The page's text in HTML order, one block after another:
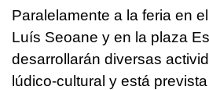
Paralelamente a la feria en
Luís Seoane y en la plaza
desarrollarán diversas
lúdico-cultural y está